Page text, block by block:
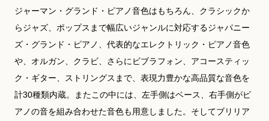
ジャーマン・グランド・ピアノ音色はもちろん、クラシックか
らジャズ、ポップスまで幅広いジャンルに対応するジャパニー
ズ・グランド・ピアノ、代表的なエレクトリック・ピアノ音色
や、オルガン、クラビ、さらにビブラフォン、アコースティッ
ク・ギター、ストリングスまで、表現力豊かな高品質な音色を
計30種類内蔵。またこの中には、左手側はベース、右手側がピ
アノの音を組み合わせた音色も用意しました。そしてブリリア